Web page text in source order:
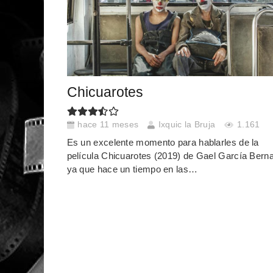
Chicuarotes
hace 11 meses Ixquic la Bruja 1.161
Es un excelente momento para hablarles de la
película Chicuarotes (2019) de Gael García
ya que hace un tiempo en las…